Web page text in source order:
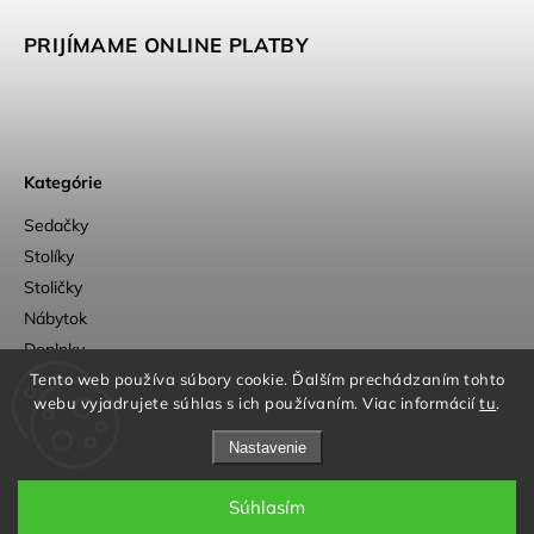
Tento web používa súbory cookie. Ďalším prechádzaním tohto
webu vyjadrujete súhlas s ich používaním. Viac informáciítu.
Nastavenie
Súhlasím
PRIJÍMAME ONLINE PLATBY
Kategórie
Sedačky
Stolíky
Stoličky
Nábytok
Doplnky
Outlet
a Adatelier